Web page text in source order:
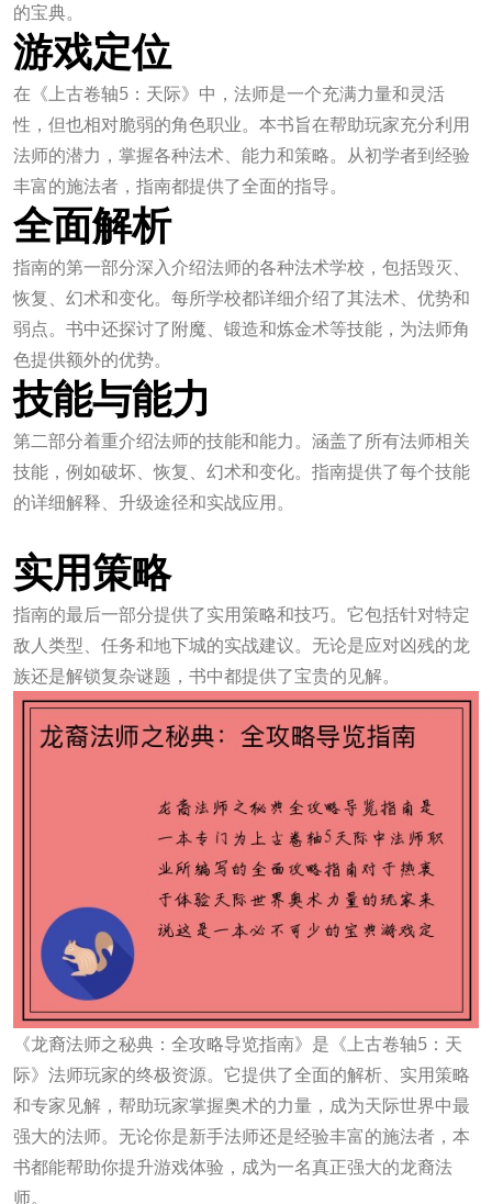
的宝典。
游戏定位
在《上古卷轴5：天际》中，法师是一个充满力量和灵活
性，但也相对脆弱的角色职业。本书旨在帮助玩家充分利用
法师的潜力，掌握各种法术、能力和策略。从初学者到经验
丰富的施法者，指南都提供了全面的指导。
全面解析
指南的第一部分深入介绍法师的各种法术学校，包括毁灭、
恢复、幻术和变化。每所学校都详细介绍了其法术、优势和
弱点。书中还探讨了附魔、锻造和炼金术等技能，为法师角
色提供额外的优势。
技能与能力
第二部分着重介绍法师的技能和能力。涵盖了所有法师相关
技能，例如破坏、恢复、幻术和变化。指南提供了每个技能
的详细解释、升级途径和实战应用。
实用策略
指南的最后一部分提供了实用策略和技巧。它包括针对特定
敌人类型、任务和地下城的实战建议。无论是应对凶残的龙
族还是解锁复杂谜题，书中都提供了宝贵的见解。
《龙裔法师之秘典：全攻略导览指南》是《上古卷轴5：天
际》法师玩家的终极资源。它提供了全面的解析、实用策略
和专家见解，帮助玩家掌握奥术的力量，成为天际世界中最
强大的法师。无论你是新手法师还是经验丰富的施法者，本
书都能帮助你提升游戏体验，成为一名真正强大的龙裔法
师。